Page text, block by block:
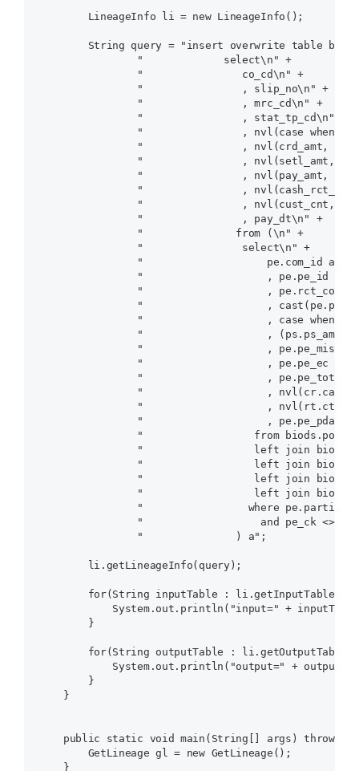
        LineageInfo li = new LineageInfo();
String query = "insert overwrite table
                "             select\n" +
                "                co_cd\n" +
                "                , slip_no\n" +
                "                , mrc_cd\n" +
                "                , stat_tp_cd\n" +
"                , nvl(case when
"                , nvl(crd_amt, 0)
"                , nvl(setl_amt, 0)
"                , nvl(pay_amt, 0)
"                ,
"                , nvl(cust_cnt, 0)
                "                , pay_dt\n" +
                "               from (\n" +
                "                select\n" +
"                    pe.com_id as
"                    , pe.pe_id as
"                    , pe.rct_code
"                    ,
"                    , case when
"                    , (ps.ps_amt
"                    , pe.pe_misu
"                    , pe.pe_ec as
"                    , pe.pe_tot as
"                    ,
"                    ,
"                    , pe.pe_pdate
"                  from
"                  left join
"                  left join
"                  left join
"                  left join
"                 where
"                   and pe_ck <>
                "               ) a";
        li.getLineageInfo(query);
for(String inputTable :
System.out.println("input=" +
        }
for(String outputTable :
System.out.println("output=" +
        }
    }
public static void main(String[] args) throws
        GetLineage gl = new GetLineage();
    }